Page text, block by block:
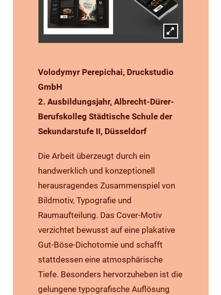
Volodymyr Perepichai, Druckstudio
GmbH
2. Ausbildungsjahr, Albrecht-Dürer-
Berufskolleg Städtische Schule der
Sekundarstufe II, Düsseldorf
Die Arbeit überzeugt durch ein
handwerklich und konzeptionell
herausragendes Zusammenspiel von
Bildmotiv, Typografie und
Raumaufteilung. Das Cover-Motiv
verzichtet bewusst auf eine plakative
Gut-Böse-Dichotomie und schafft
stattdessen eine atmosphärische
Tiefe. Besonders hervorzuheben ist die
gelungene typografische Auflösung